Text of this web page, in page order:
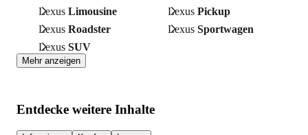
Lexus Limousine Lexus Pickup
Lexus Roadster Lexus Sportwagen
Lexus SUV
Mehr anzeigen
Entdecke weitere Inhalte